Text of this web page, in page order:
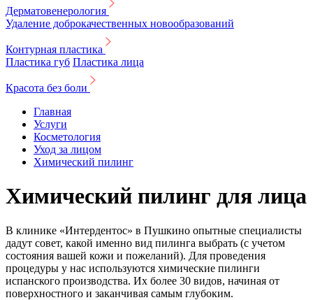
Дерматовенерология
Удаление доброкачественных новообразований
Контурная пластика
Пластика губ Пластика лица
Красота без боли
Главная
Услуги
Косметология
Уход за лицом
Химический пилинг
Химический пилинг для лица
В клинике «Интердентос» в Пушкино опытные специалисты
дадут совет, какой именно вид пилинга выбрать (с учетом
состояния вашей кожи и пожеланий). Для проведения
процедуры у нас используются химические пилинги
испанского производства. Их более 30 видов, начиная от
поверхностного и заканчивая самым глубоким.